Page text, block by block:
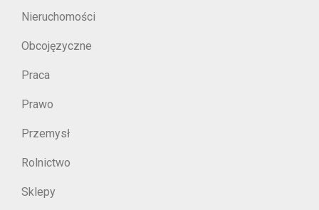
Nieruchomości
Obcojęzyczne
Praca
Prawo
Przemysł
Rolnictwo
Sklepy